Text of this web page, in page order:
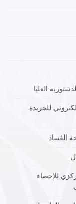
العليا
للجريدة
الفساد
للإحصاء